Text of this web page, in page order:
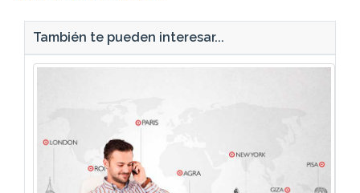
También te pueden interesar...